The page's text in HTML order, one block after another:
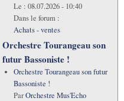
Le : 08.07.2026 - 10:40
Dans le forum :
Achats - ventes
Orchestre Tourangeau son
futur Bassoniste !
Orchestre Tourangeau son futur
Bassoniste !
ParOrchestre Mus'Echo